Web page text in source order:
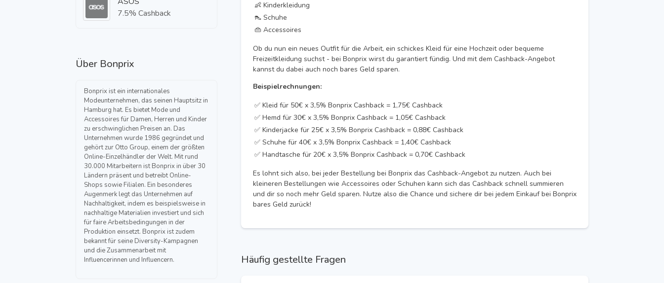
7.5% Cashback
Über Bonprix
Bonprix ist ein internationales
Modeunternehmen, das seinen Hauptsitz in
Hamburg hat. Es bietet Mode und
Accessoires für Damen, Herren und Kinder
zu erschwinglichen Preisen an. Das
Unternehmen wurde 1986 gegründet und
gehört zur Otto Group, einem der größten
Online-Einzelhändler der Welt. Mit rund
30.000 Mitarbeitern ist Bonprix in über 30
Ländern präsent und betreibt Online-
Shops sowie Filialen. Ein besonderes
Augenmerk legt das Unternehmen auf
Nachhaltigkeit, indem es beispielsweise in
nachhaltige Materialien investiert und sich
für faire Arbeitsbedingungen in der
Produktion einsetzt. Bonprix ist zudem
bekannt für seine Diversity-Kampagnen
und die Zusammenarbeit mit
Influencerinnen und Influencern.
👶 Kinderkleidung
👠 Schuhe
👜 Accessoires
Ob du nun ein neues Outfit für die Arbeit, ein schickes Kleid für eine Hochzeit oder bequeme
Freizeitkleidung suchst - bei Bonprix wirst du garantiert fündig. Und mit dem Cashback-Angebot
kannst du dabei auch noch bares Geld sparen.
Beispielrechnungen:
✅ Kleid für 50€ x 3,5% Bonprix Cashback = 1,75€ Cashback
✅ Hemd für 30€ x 3,5% Bonprix Cashback = 1,05€ Cashback
✅ Kinderjacke für 25€ x 3,5% Bonprix Cashback = 0,88€ Cashback
✅ Schuhe für 40€ x 3,5% Bonprix Cashback = 1,40€ Cashback
✅ Handtasche für 20€ x 3,5% Bonprix Cashback = 0,70€ Cashback
Es lohnt sich also, bei jeder Bestellung bei Bonprix das Cashback-Angebot zu nutzen. Auch bei
kleineren Bestellungen wie Accessoires oder Schuhen kann sich das Cashback schnell summieren
und dir so noch mehr Geld sparen. Nutze also die Chance und sichere dir bei jedem Einkauf bei Bonprix
bares Geld zurück!
Häufig gestellte Fragen